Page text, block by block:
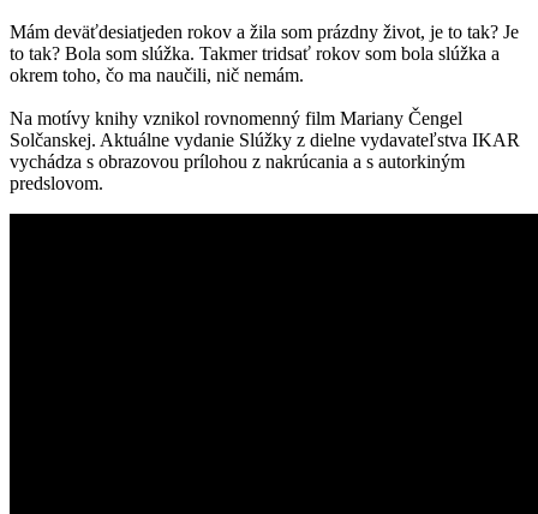
Mám deväťdesiatjeden rokov a žila som prázdny život, je to tak? Je
to tak? Bola som slúžka. Takmer tridsať rokov som bola slúžka a
okrem toho, čo ma naučili, nič nemám.
Na motívy knihy vznikol rovnomenný film Mariany Čengel
Solčanskej. Aktuálne vydanie Slúžky z dielne vydavateľstva IKAR
vychádza s obrazovou prílohou z nakrúcania a s autorkiným
predslovom.